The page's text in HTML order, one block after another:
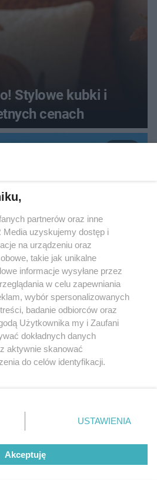
Stylowe kubki i
cenach
jeden kwiat i
typ osobowości
partnerów oraz inne
Media uzyskujemy dostęp i
na urządzeniu oraz
takie jak unikalne
informacje wysyłane przez
w celu zapewniania
wybór spersonalizowanych
badanie odbiorców oraz
Użytkownika my i Zaufani
dokładnych danych
aktywnie skanować
do celów identyfikacji.
przycisk ustawień prywatności
dolnym rogu strony
nie wymagają zgody
sprzeciwić się takiemu
będą miały zastosowanie tylko
USTAWIENIA
Akceptuję